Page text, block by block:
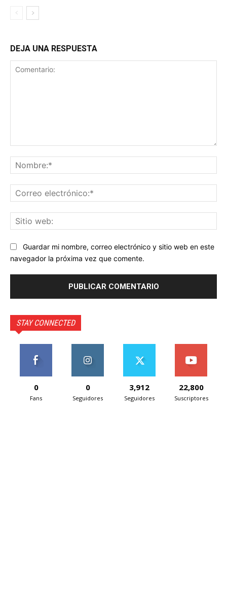
DEJA UNA RESPUESTA
Guardar mi nombre, correo electrónico y sitio web en este
navegador la próxima vez que comente.
STAY CONNECTED
0
Fans
0
Seguidores
3,912
Seguidores
22,800
Suscriptores